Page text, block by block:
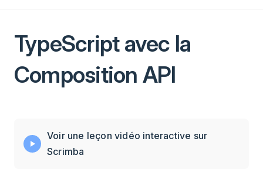
TypeScript avec la
Composition API
Voir une leçon vidéo interactive sur
Scrimba